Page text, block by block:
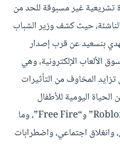
تشريعية غير مسبوقة للحد من
حيث كشف وزير الشباب
بنسعيد عن قرب إصدار
الألعاب الإلكترونية، وهي
المخاوف من التأثيرات
اليومية للأطفال
والمراهقين، وعلى رأسها “Roblox” و“Free Fire”، وما
اجتماعي، واضطرابات